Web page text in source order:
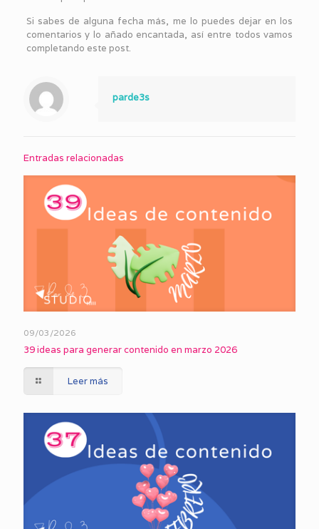
Si sabes de alguna fecha más, me lo puedes dejar en los
comentarios y lo añado encantada, así entre todos vamos
completando este post.
parde3s
Entradas relacionadas
09/03/2026
39 ideas para generar contenido en marzo 2026
Leer más